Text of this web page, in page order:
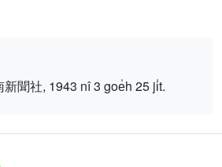
聞社, 1943 nî 3 goe̍h 25 ji̍t.